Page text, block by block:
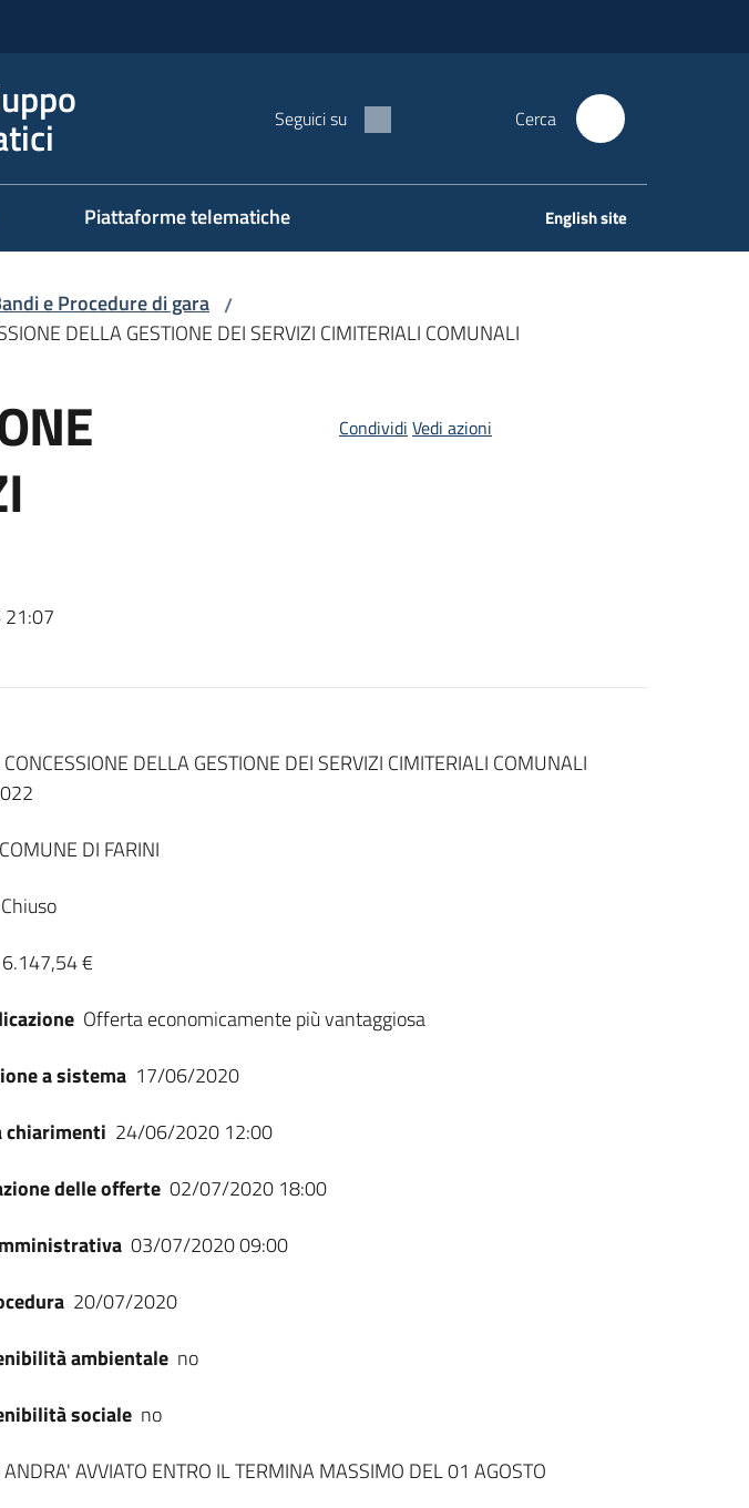
Seguici su Cerca
Piattaforme telematiche English site
e Procedure di gara /
DELLA GESTIONE DEI SERVIZI CIMITERIALI COMUNALI
Condividi Vedi azioni
DELLA GESTIONE DEI SERVIZI CIMITERIALI COMUNALI
COMUNE DI FARINI
Chiuso
6.147,54 €
Offerta economicamente più vantaggiosa
a sistema 17/06/2020
chiarimenti 24/06/2020 12:00
delle offerte 02/07/2020 18:00
03/07/2020 09:00
20/07/2020
ambientale no
sociale no
ANDRA' AVVIATO ENTRO IL TERMINA MASSIMO DEL 01 AGOSTO